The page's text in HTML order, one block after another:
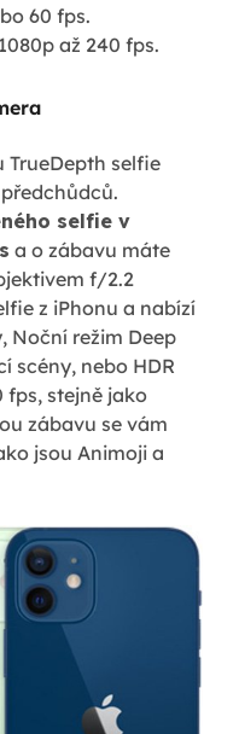
60 fps.
až 240 fps.
TrueDepth selfie
selfie v
a o zábavu máte
f/2.2
z iPhonu a nabízí
Noční režim Deep
scény, nebo HDR
fps, stejně jako
zábavu se vám
jsou Animoji a